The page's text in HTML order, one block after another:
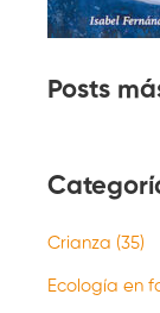
Posts
Crianza (35)
Ecología en